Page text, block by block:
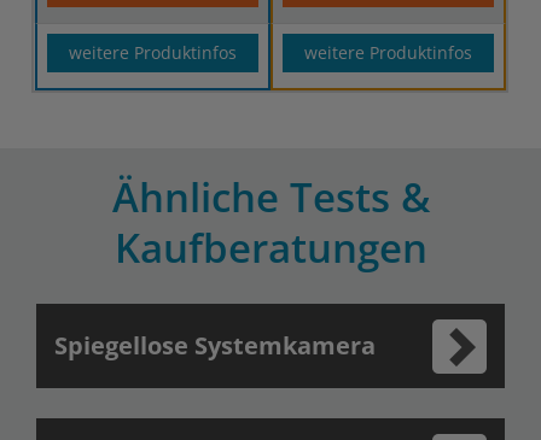
weitere Produktinfos weitere Produktinfos
Ähnliche Tests &
Kaufberatungen
Spiegellose Systemkamera